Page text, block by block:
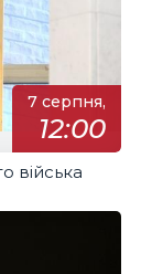
7 серпня,
12:00
війська